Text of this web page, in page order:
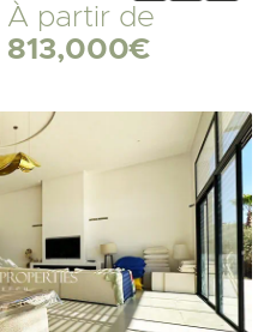
À partir de
813,000€